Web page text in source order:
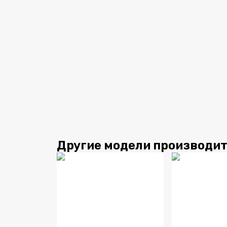
Другие модели